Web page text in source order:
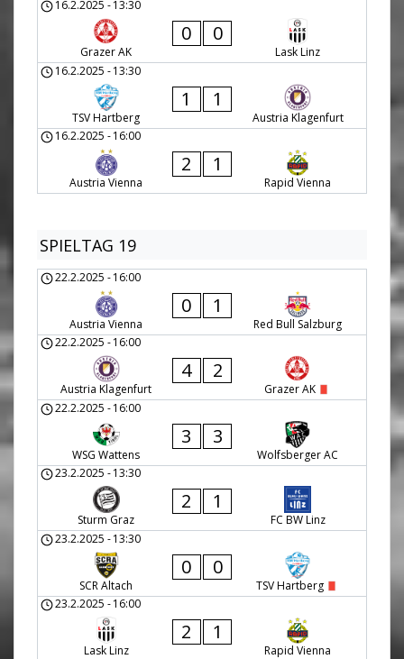
16.2.2025 -13:30
Grazer AK
0 0
Lask Linz
16.2.2025 -13:30
TSV Hartberg
1 1
Austria Klagenfurt
16.2.2025 -16:00
Austria Vienna
2 1
Rapid Vienna
SPIELTAG 19
22.2.2025 -16:00
Austria Vienna
0 1
Red Bull Salzburg
22.2.2025 -16:00
Austria Klagenfurt
4 2
Grazer AK
22.2.2025 -16:00
WSG Wattens
3 3
Wolfsberger AC
23.2.2025 -13:30
Sturm Graz
2 1
FC BW Linz
23.2.2025 -13:30
SCR Altach
0 0
TSV Hartberg
23.2.2025 -16:00
Lask Linz
2 1
Rapid Vienna